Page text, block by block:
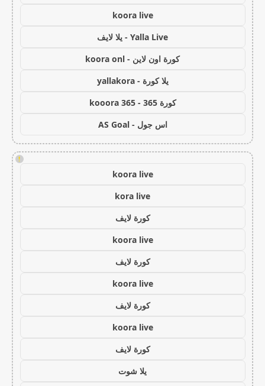
koora live
Yalla Live - يلا لايف
كورة اون لاين - koora onl
يلا كورة - yallakora
كورة 365 - kooora 365
اس جول - AS Goal
!
koora live
kora live
كورة لايف
koora live
كورة لايف
koora live
كورة لايف
koora live
كورة لايف
يلا شوت